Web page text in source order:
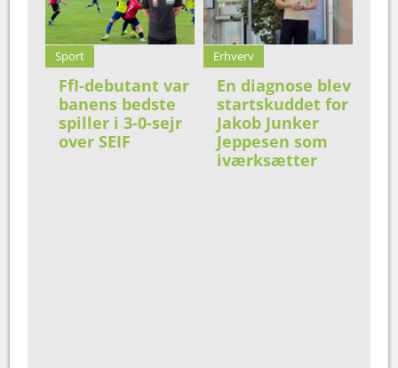
Sport
FfI-debutant var
banens bedste
spiller i 3-0-sejr
over SEIF
Erhverv
En diagnose blev
startskuddet for
Jakob Junker
Jeppesen som
iværksætter